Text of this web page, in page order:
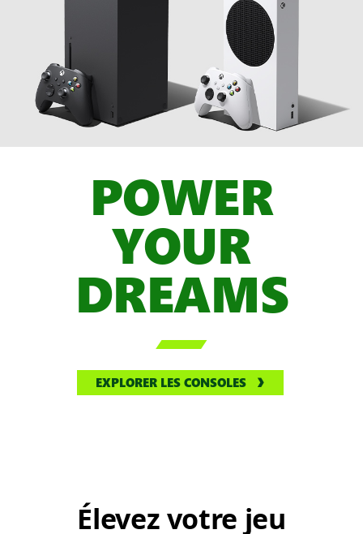
POWER
YOUR
DREAMS

EXPLORER LES CONSOLES
Élevez votre jeu